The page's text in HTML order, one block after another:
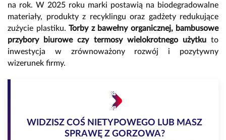
na rok. W 2025 roku marki postawią na biodegradowalne
materiały, produkty z recyklingu oraz gadżety redukujące
zużycie plastiku. Torby z bawełny organicznej, bambusowe
przybory biurowe czy termosy wielokrotnego użytkuto
inwestycja w zrównoważony rozwój i pozytywny
wizerunek firmy.
WIDZISZ COŚ NIETYPOWEGO LUB MASZ
SPRAWĘ Z GORZOWA?